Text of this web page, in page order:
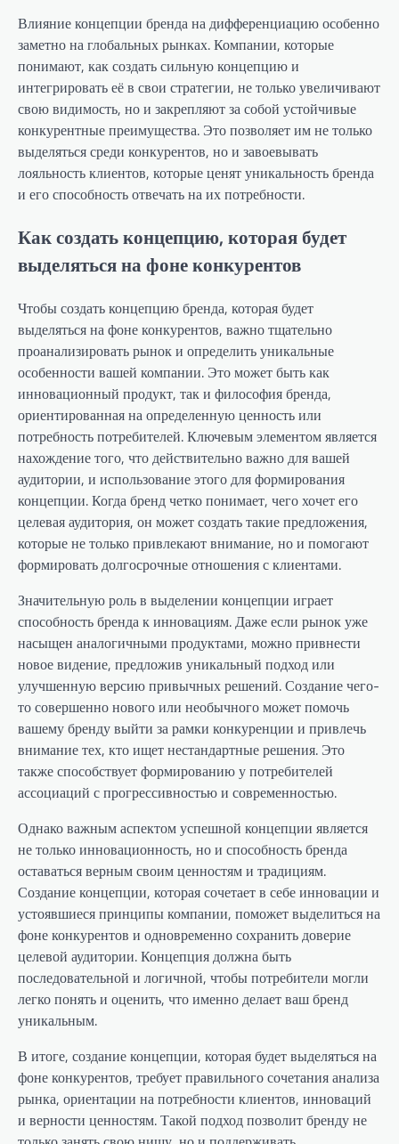
Влияние концепции бренда на дифференциацию особенно
заметно на глобальных рынках. Компании, которые
понимают, как создать сильную концепцию и
интегрировать её в свои стратегии, не только увеличивают
свою видимость, но и закрепляют за собой устойчивые
конкурентные преимущества. Это позволяет им не только
выделяться среди конкурентов, но и завоевывать
лояльность клиентов, которые ценят уникальность бренда
и его способность отвечать на их потребности.
Как создать концепцию, которая будет
выделяться на фоне конкурентов
Чтобы создать концепцию бренда, которая будет
выделяться на фоне конкурентов, важно тщательно
проанализировать рынок и определить уникальные
особенности вашей компании. Это может быть как
инновационный продукт, так и философия бренда,
ориентированная на определенную ценность или
потребность потребителей. Ключевым элементом является
нахождение того, что действительно важно для вашей
аудитории, и использование этого для формирования
концепции. Когда бренд четко понимает, чего хочет его
целевая аудитория, он может создать такие предложения,
которые не только привлекают внимание, но и помогают
формировать долгосрочные отношения с клиентами.
Значительную роль в выделении концепции играет
способность бренда к инновациям. Даже если рынок уже
насыщен аналогичными продуктами, можно привнести
новое видение, предложив уникальный подход или
улучшенную версию привычных решений. Создание чего-
то совершенно нового или необычного может помочь
вашему бренду выйти за рамки конкуренции и привлечь
внимание тех, кто ищет нестандартные решения. Это
также способствует формированию у потребителей
ассоциаций с прогрессивностью и современностью.
Однако важным аспектом успешной концепции является
не только инновационность, но и способность бренда
оставаться верным своим ценностям и традициям.
Создание концепции, которая сочетает в себе инновации и
устоявшиеся принципы компании, поможет выделиться на
фоне конкурентов и одновременно сохранить доверие
целевой аудитории. Концепция должна быть
последовательной и логичной, чтобы потребители могли
легко понять и оценить, что именно делает ваш бренд
уникальным.
В итоге, создание концепции, которая будет выделяться на
фоне конкурентов, требует правильного сочетания анализа
рынка, ориентации на потребности клиентов, инноваций
и верности ценностям. Такой подход позволит бренду не